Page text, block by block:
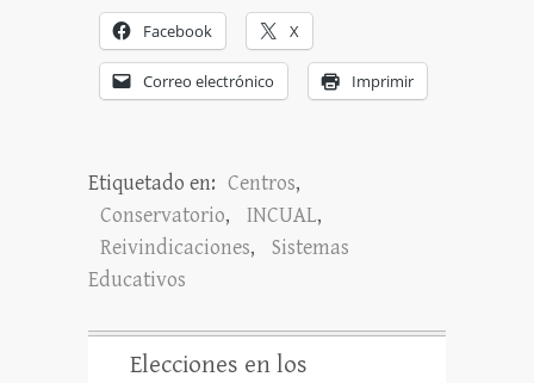
Facebook X
Correo electrónico Imprimir
Etiquetado en: Centros,
Conservatorio, INCUAL,
Reivindicaciones,
Sistemas
Educativos
Elecciones en los